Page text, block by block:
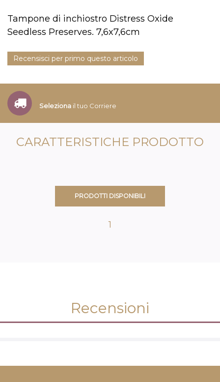
Tampone di inchiostro Distress Oxide
Seedless Preserves. 7,6x7,6cm
Recensisci per primo questo articolo
Seleziona il tuo Corriere
CARATTERISTICHE PRODOTTO
PRODOTTI DISPONIBILI
1
Recensioni